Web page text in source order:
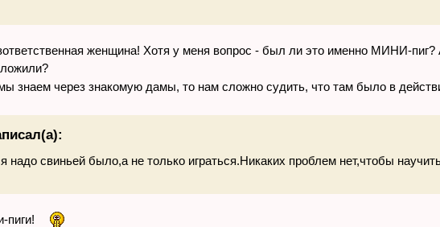
женщина! Хотя у меня вопрос - был ли это именно МИНИ-
знаем через знакомую дамы, то нам сложно судить, что там было в
надо свиньей было,а не только играться.Никаких проблем нет,чтобы
пиги!